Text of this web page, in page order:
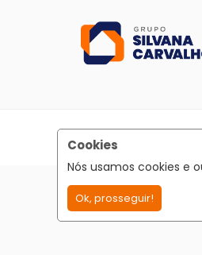
Cookies
Nós usamos cookies e
Ok, prosseguir!